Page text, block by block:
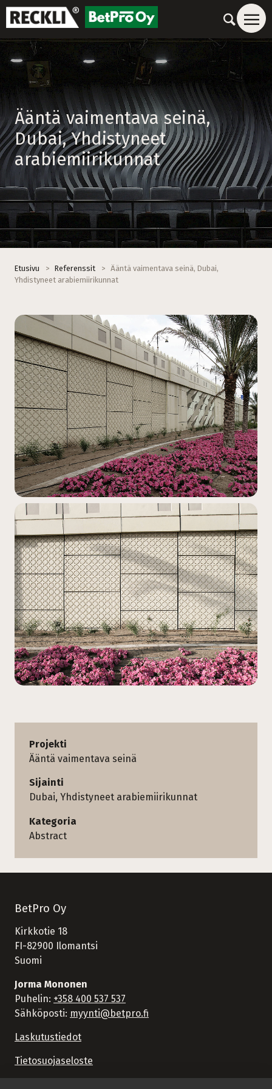
Ääntä vaimentava seinä,
Dubai, Yhdistyneet
arabiemiirikunnat
Etusivu > Referenssit >
Ääntä vaimentava seinä, Dubai,
Yhdistyneet arabiemiirikunnat
Projekti
Ääntä vaimentava seinä
Sijainti
Dubai, Yhdistyneet arabiemiirikunnat
Kategoria
Abstract
BetPro Oy
Kirkkotie 18
FI-82900 Ilomantsi
Suomi
Jorma Mononen
Puhelin: +358 400 537 537
Sähköposti: myynti@betpro.fi
Laskutustiedot
Tietosuojaseloste